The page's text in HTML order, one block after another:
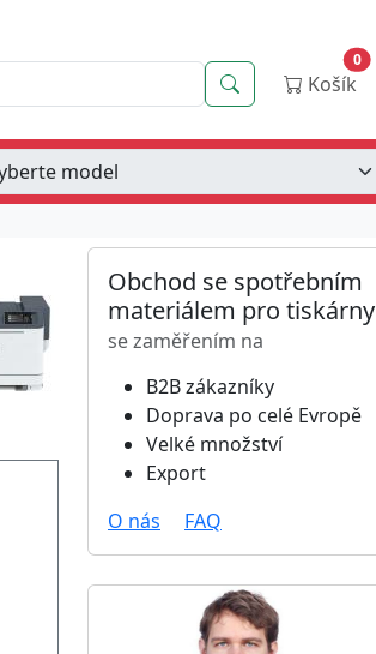
Vyhledávání
Košík
0
Obchod se spotřebním
materiálem pro tiskárny
se zaměřením na
B2B zákazníky
Doprava po celé Evropě
Velké množství
Export
O nás
FAQ